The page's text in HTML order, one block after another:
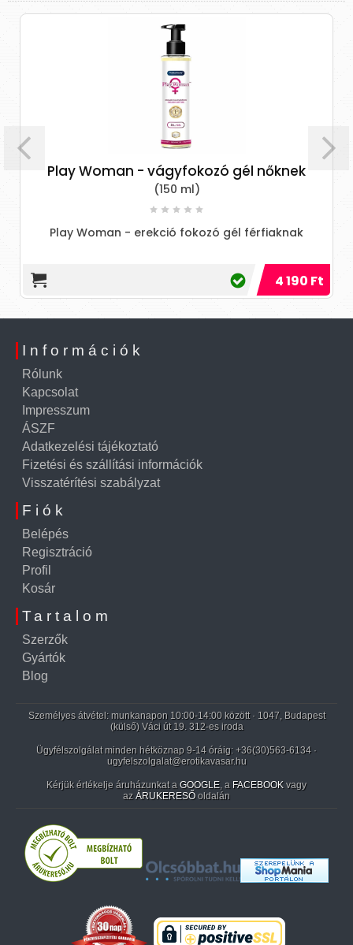
Play Woman - vágyfokozó gél nőknek
(150 ml)
Play Woman - erekció fokozó gél férfiaknak
4 190 Ft
Információk
Rólunk
Kapcsolat
Impresszum
ÁSZF
Adatkezelési tájékoztató
Fizetési és szállítási információk
Visszatérítési szabályzat
Fiók
Belépés
Regisztráció
Profil
Kosár
Tartalom
Szerzők
Gyártók
Blog
Személyes átvétel: munkanapon 10:00-14:00 között · 1047, Budapest
(külső) Váci út 19. 312-es iroda
Ügyfélszolgálat minden hétköznap 9-14 óráig: +36(30)563-6134 ·
ugyfelszolgalat@erotikavasar.hu
Kérjük értékelje áruházunkat a GOOGLE, a FACEBOOK vagy
az ÁRUKERESŐ oldalán